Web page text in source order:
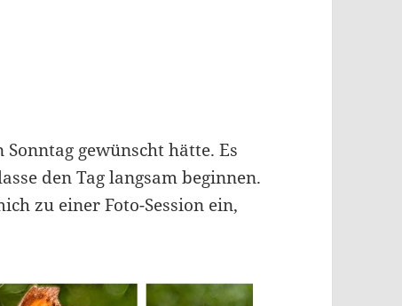
gewünscht hätte. Es
den Tag langsam beginnen.
zu einer Foto-Session ein,